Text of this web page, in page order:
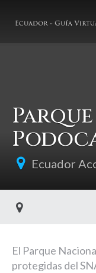
Ecuador
El Parque
protegidas del